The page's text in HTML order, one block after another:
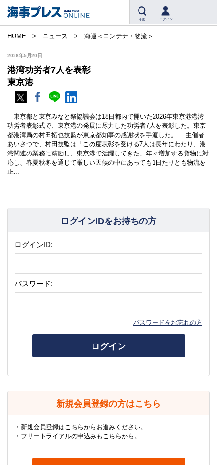
検索 ログイン
HOME ニュース 海運＜コンテナ・物流＞
2026年5月20日
港湾功労者7人を表彰
東京港
東京都と東京みなと祭協議会は18日都内で開いた2026年東京港港湾
功労者表彰式で、東京港の発展に尽力した功労者7人を表彰した。東京
都港湾局の村田拓也技監が東京都知事の感謝状を手渡した。 主催者
あいさつで、村田技監は「この度表彰を受ける7人は長年にわたり、港
湾関連の業務に精励し、東京港で活躍してきた。年々増加する貨物に対
応し、春夏秋冬を通じて厳しい天候の中にあっても1日たりとも物流を
止...
ログインIDをお持ちの方
ログインID:
パスワード:
パスワードをお忘れの方
ログイン
新規会員登録の方はこちら
・新規会員登録はこちらからお進みください。
・フリートライアルの申込みもこちらから。